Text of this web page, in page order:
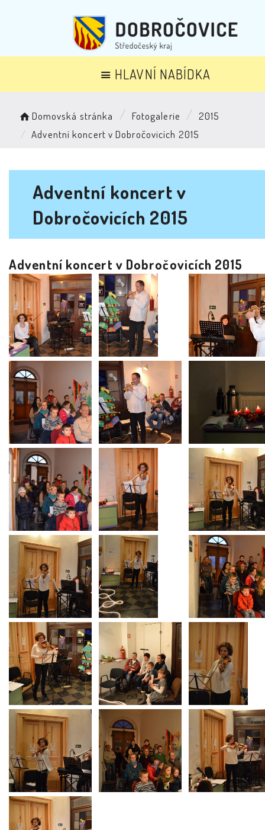
HLAVNÍ NABÍDKA
Domovská stránka Fotogalerie
2015
Adventní koncert v Dobročovicích 2015
Adventní koncert v
Dobročovicích 2015
Adventní koncert v Dobročovicích 2015